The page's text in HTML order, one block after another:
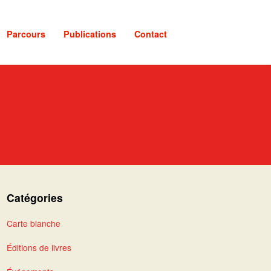
Parcours Publications Contact
Catégories
Carte blanche
Éditions de livres